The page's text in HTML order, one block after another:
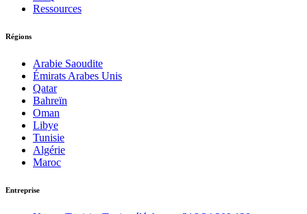
Ressources
Régions
Arabie Saoudite
Émirats Arabes Unis
Qatar
Bahreïn
Oman
Libye
Tunisie
Algérie
Maroc
Entreprise